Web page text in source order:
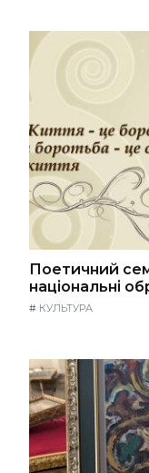
Поетичний
національні
# КУЛЬТУРА